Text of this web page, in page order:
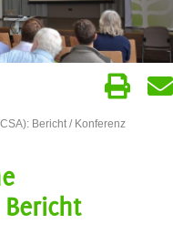
Bericht/ Konferenz